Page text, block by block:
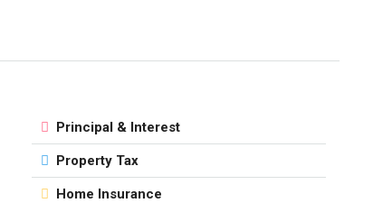
Principal & Interest
Property Tax
Home Insurance